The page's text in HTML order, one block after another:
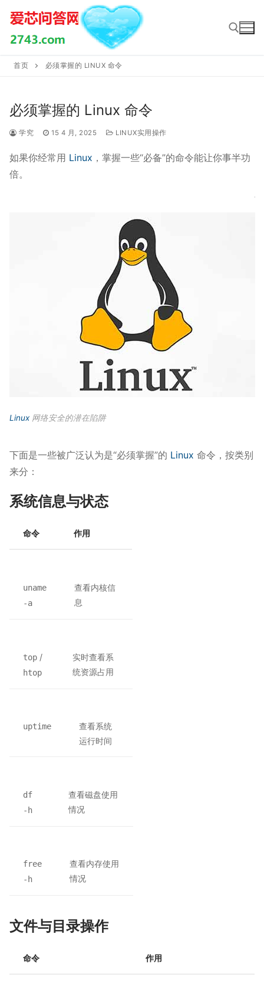
Skip
content
首页 必须掌握的 LINUX 命令
必须掌握的 Linux 命令
学究 15 4 月, 2025 LINUX实用操作
如果你经常用 Linux ，掌握一些“必备”的命令能让你事半功
倍。
Linux 网络安全的潜在陷阱
下面是一些被广泛认为是“必须掌握”的 Linux 命令，按类别
来分：
系统信息与状态
命令 作用
uname
-a
查看内核信
息
top /
htop
实时查看系
统资源占用
uptime
查看系统
运行时间
df
-h
查看磁盘使用
情况
free
-h
查看内存使用
情况
文件与目录操作
命令 作用